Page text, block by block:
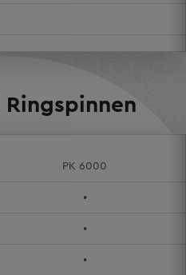
PK 6000
•
•
•